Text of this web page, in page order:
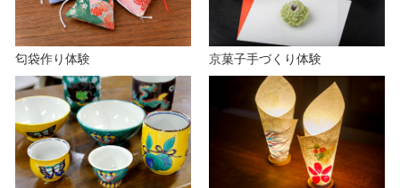
匂袋作り体験 京菓子手づくり体験